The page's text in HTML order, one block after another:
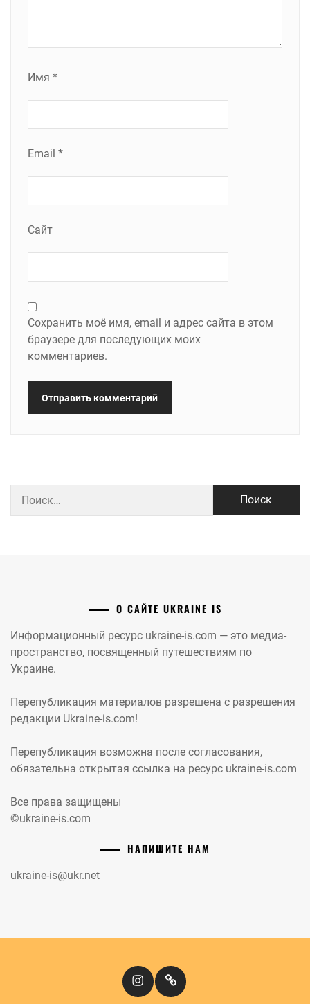
Имя *
Email *
Сайт
Сохранить моё имя, email и адрес сайта в этом
браузере для последующих моих
комментариев.
О САЙТЕ UKRAINE IS
Информационный ресурс ukraine-is.com — это медиа-
пространство, посвященный путешествиям по
Украине.
Перепубликация материалов разрешена с разрешения
редакции Ukraine-is.com!
Перепубликация возможна после согласования,
обязательна открытая ссылка на ресурс ukraine-is.com
Все права защищены
©ukraine-is.com
НАПИШИТЕ НАМ
ukraine-is@ukr.net
InstagramКіномандри